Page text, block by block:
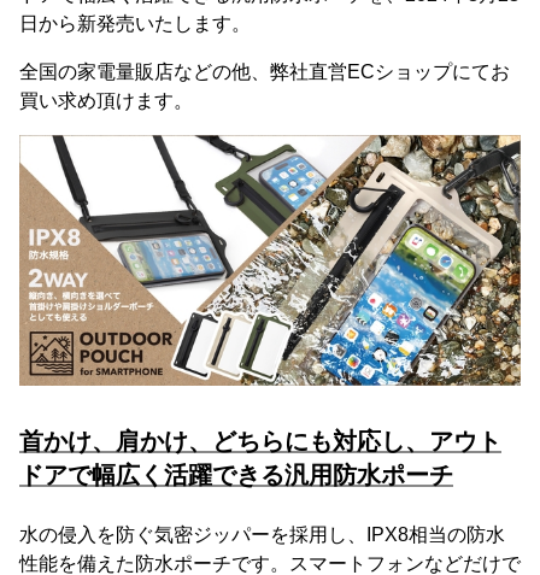
日から新発売いたします。
全国の家電量販店などの他、弊社直営ECショップにてお
買い求め頂けます。
首かけ、肩かけ、どちらにも対応し、アウト
ドアで幅広く活躍できる汎用防水ポーチ
水の侵入を防ぐ気密ジッパーを採用し、IPX8相当の防水
性能を備えた防水ポーチです。スマートフォンなどだけで